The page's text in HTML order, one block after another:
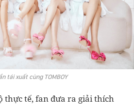
tái xuất cùng TOMBOY
thực tế, fan đưa ra giải thích